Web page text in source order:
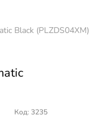
Black (PLZDS04XM)
Код: 3235